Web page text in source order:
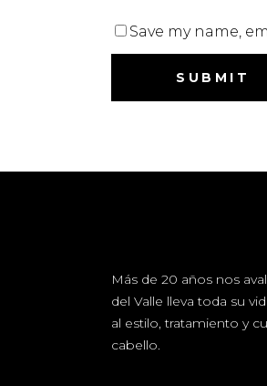
Save my name,
Más de 20 años nos
del Valle lleva toda su
al estilo, tratamiento y
cabello.